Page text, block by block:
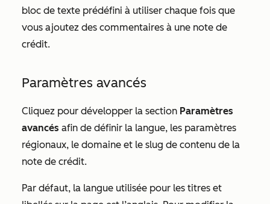
bloc de texte prédéfini à utiliser chaque fois que
vous ajoutez des commentaires à une note de
crédit.
Paramètres avancés
Cliquez pour développer la section Paramètres
avancés afin de définir la langue, les paramètres
régionaux, le domaine et le slug de contenu de la
note de crédit.
Par défaut, la langue utilisée pour les titres et